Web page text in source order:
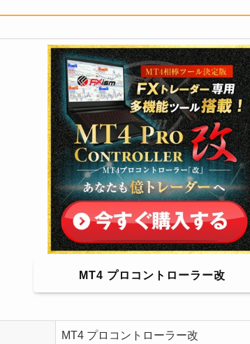
MT4 プロコントローラー改
MT4 プロコントローラー改